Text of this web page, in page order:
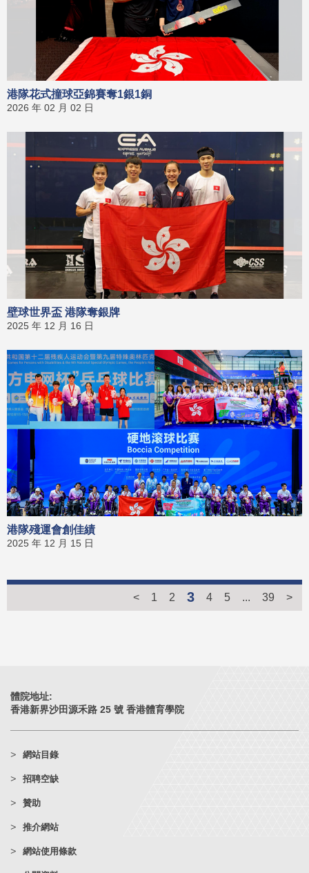
港隊花式撞球亞錦賽奪1銀1銅
2026 年 02 月 02 日
壁球世界盃 港隊奪銀牌
2025 年 12 月 16 日
港隊殘運會創佳績
2025 年 12 月 15 日
< 1 2 3 4 5 ... 39 >
體院地址:
香港新界沙田源禾路 25 號 香港體育學院
網站目錄
招聘空缺
贊助
推介網站
網站使用條款